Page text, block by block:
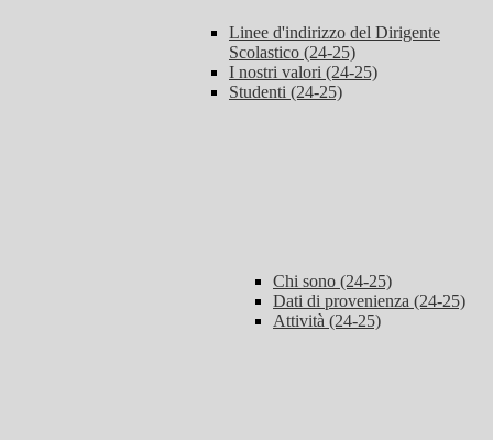
Linee d'indirizzo del Dirigente
Scolastico (24-25)
I nostri valori (24-25)
Studenti (24-25)
Chi sono (24-25)
Dati di provenienza (24-25)
Attività (24-25)